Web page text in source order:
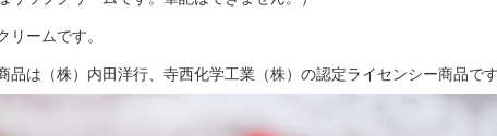
ームです。
は（株）内田洋行、寺西化学工業（株）の認定ライセンシー商品で